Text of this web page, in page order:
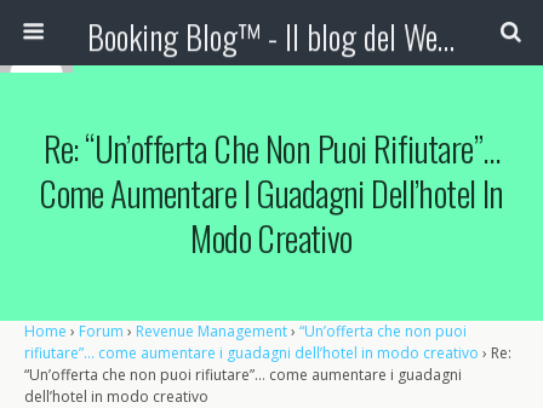
Booking Blog™ - Il blog del Web Marketing Turistico
Re: “Un’offerta Che Non Puoi Rifiutare”…
Come Aumentare I Guadagni Dell’hotel In
Modo Creativo
Home › Forum › Revenue Management› “Un’offerta che non puoi
rifiutare”… come aumentare i guadagni dell’hotel in modo creativo › Re:
“Un’offerta che non puoi rifiutare”… come aumentare i guadagni
dell’hotel in modo creativo